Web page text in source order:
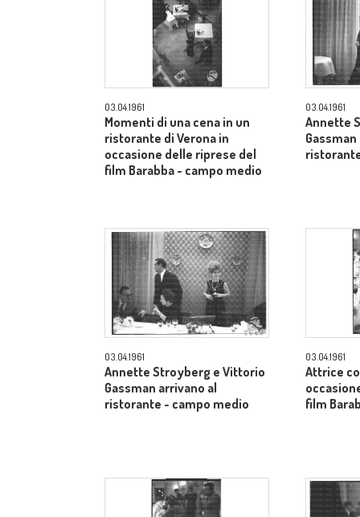
03.04.1961
Momenti di una cena in un
ristorante di Verona in
occasione delle riprese del
film Barabba - campo medio
03.04.1961
Annette
03.04.1961
Annette Stroyberg e Vittorio
Gassman arrivano al
ristorante - campo medio
03.04.1961
Attrice
film